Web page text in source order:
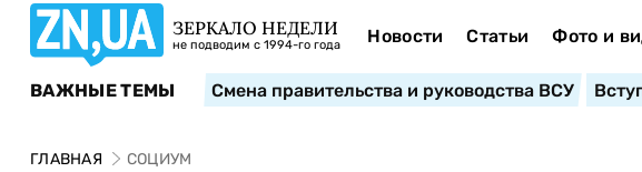
ЗЕРКАЛО НЕДЕЛИ
не подводим с 1994-го года Новости Статьи Фото и
ВАЖНЫЕ ТЕМЫ Смена правительства и руководства ВСУ
ГЛАВНАЯ СОЦИУМ